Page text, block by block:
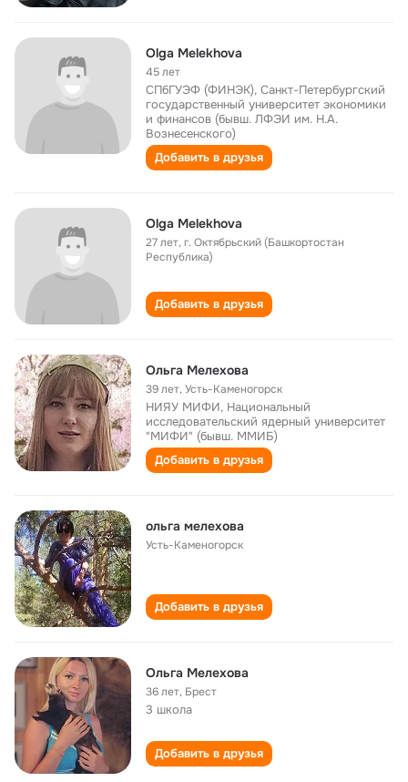
Olga Melekhova
45 лет
СПбГУЭФ (ФИНЭК), Санкт-Петербургский
государственный университет экономики
и финансов (бывш. ЛФЭИ им. Н.А.
Вознесенского)
Добавить в друзья
Olga Melekhova
27 лет,г. Октябрьский (Башкортостан
Республика)
Добавить в друзья
Ольга Мелехова
39 лет,Усть-Каменогорск
НИЯУ МИФИ, Национальный
исследовательский ядерный университет
"МИФИ" (бывш. ММИБ)
Добавить в друзья
ольга мелехова
Усть-Каменогорск
Добавить в друзья
Ольга Мелехова
36 лет, Брест
3 школа
Добавить в друзья